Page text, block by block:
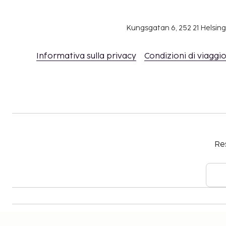
Kungsgatan 6, 252 21
Informativa sulla privacy Condizioni di viaggio